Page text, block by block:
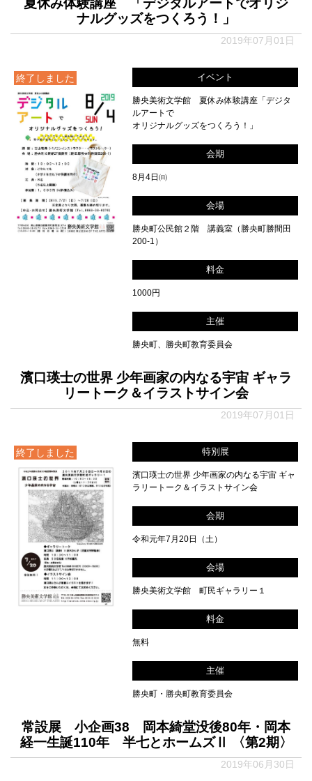
夏休み体験講座 「デジタルアートでオリジ
ナルグッズをつくろう！」
2019年07月01日
終了しました イベント
勝央美術文学館 夏休み体験講座「デジタ
ルアートで
オリジナルグッズをつくろう！」
会期
8月4日㈰
会場
勝央町公民館２階 講義室（勝央町勝間田
200-1）
料金
1000円
主催
勝央町、勝央町教育委員会
濱口瑛士の世界 少年画家の内なる宇宙 ギャラ
リートーク＆イラストサイン会
2019年07月01日
終了しました 特別展
濱口瑛士の世界 少年画家の内なる宇宙 ギャ
ラリートーク＆イラストサイン会
会期
令和元年7月20日（土）
会場
勝央美術文学館 町民ギャラリー１
料金
無料
主催
勝央町・勝央町教育委員会
常設展 小企画38 岡本綺堂没後80年・岡本
経一生誕110年 半七とホームズⅡ 〈第2期〉
2019年06月30日